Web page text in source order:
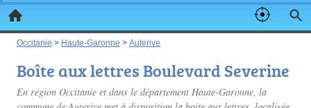
Occitanie > Haute-Garonne > Auterive
Boîte aux lettres Boulevard Severine
En région Occitanie et dans le département Haute-Garonne, la